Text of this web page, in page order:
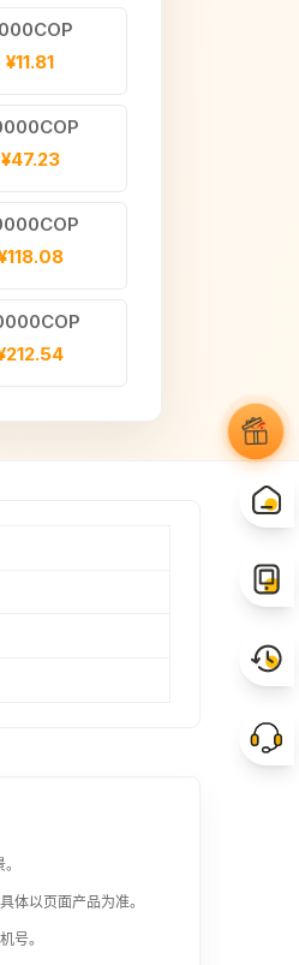
¥11.81
¥47.23
体以页面产品为准。
号。